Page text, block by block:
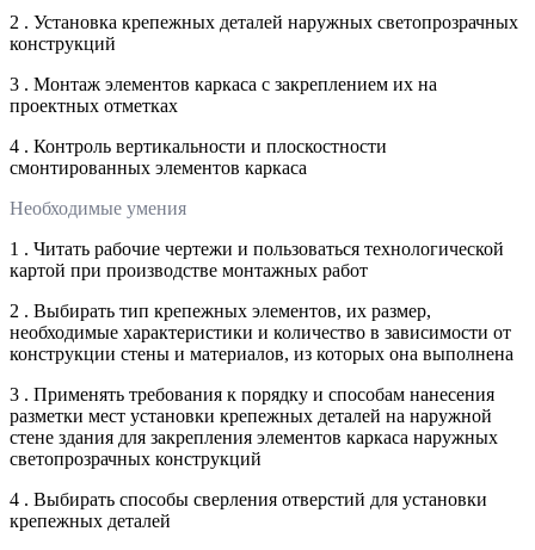
2 . Установка крепежных деталей наружных светопрозрачных
конструкций
3 . Монтаж элементов каркаса с закреплением их на
проектных отметках
4 . Контроль вертикальности и плоскостности
смонтированных элементов каркаса
Необходимые умения
1 . Читать рабочие чертежи и пользоваться технологической
картой при производстве монтажных работ
2 . Выбирать тип крепежных элементов, их размер,
необходимые характеристики и количество в зависимости от
конструкции стены и материалов, из которых она выполнена
3 . Применять требования к порядку и способам нанесения
разметки мест установки крепежных деталей на наружной
стене здания для закрепления элементов каркаса наружных
светопрозрачных конструкций
4 . Выбирать способы сверления отверстий для установки
крепежных деталей